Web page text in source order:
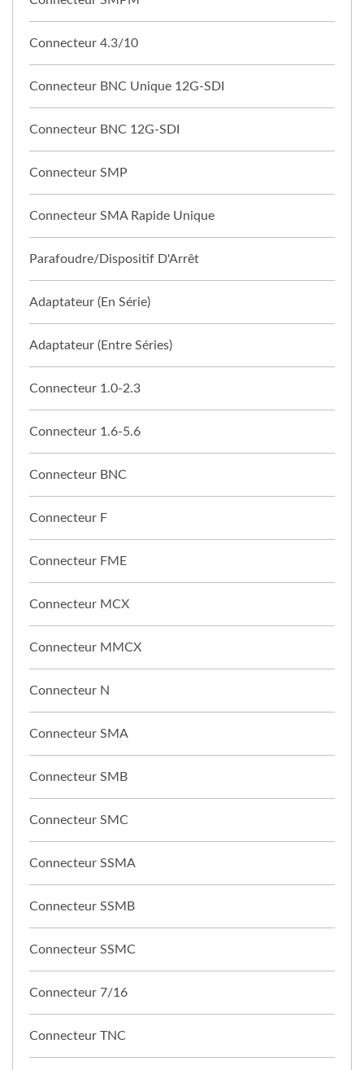
Connecteur 4.3/10
Connecteur BNC Unique 12G-SDI
Connecteur BNC 12G-SDI
Connecteur SMP
Connecteur SMA Rapide Unique
Parafoudre/Dispositif D'Arrêt
Adaptateur (en Série)
Adaptateur (entre Séries)
Connecteur 1.0-2.3
Connecteur 1.6-5.6
Connecteur BNC
Connecteur F
Connecteur FME
Connecteur MCX
Connecteur MMCX
Connecteur N
Connecteur SMA
Connecteur SMB
Connecteur SMC
Connecteur SSMA
Connecteur SSMB
Connecteur SSMC
Connecteur 7/16
Connecteur TNC